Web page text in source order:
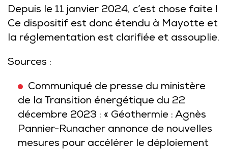
Depuis le 11 janvier 2024, c’est chose faite !
Ce dispositif est donc étendu à Mayotte et
la réglementation est clarifiée et assouplie.
Sources :
Communiqué de presse du ministère
de la Transition énergétique du 22
décembre 2023 : « Géothermie : Agnès
Pannier-Runacher annonce de nouvelles
mesures pour accélérer le déploiement